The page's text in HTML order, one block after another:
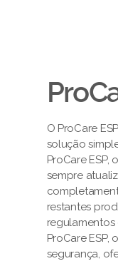
O ProCare
solução
ProCare
sempre
restantes
ProCare
segurança,